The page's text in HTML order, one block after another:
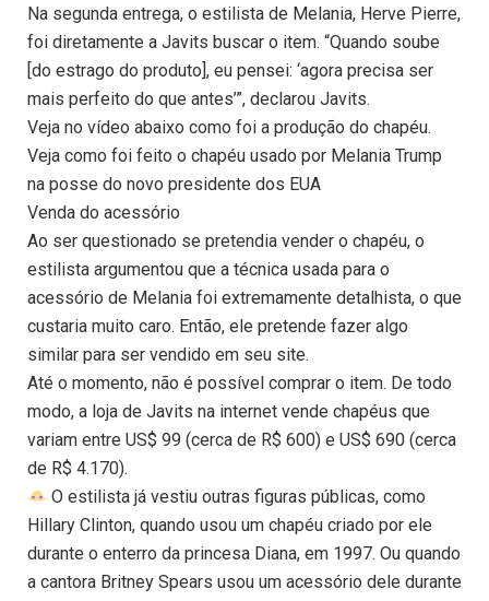
Na segunda entrega, o estilista de Melania, Herve Pierre,
foi diretamente a Javits buscar o item. “Quando soube
[do estrago do produto], eu pensei: ‘agora precisa ser
mais perfeito do que antes’”, declarou Javits.
Veja no vídeo abaixo como foi a produção do chapéu.
Veja como foi feito o chapéu usado por Melania Trump
na posse do novo presidente dos EUA
Venda do acessório
Ao ser questionado se pretendia vender o chapéu, o
estilista argumentou que a técnica usada para o
acessório de Melania foi extremamente detalhista, o que
custaria muito caro. Então, ele pretende fazer algo
similar para ser vendido em seu site.
Até o momento, não é possível comprar o item. De todo
modo, a loja de Javits na internet vende chapéus que
variam entre US$ 99 (cerca de R$ 600) e US$ 690 (cerca
de R$ 4.170).
O estilista já vestiu outras figuras públicas, como
Hillary Clinton, quando usou um chapéu criado por ele
durante o enterro da princesa Diana, em 1997. Ou quando
a cantora Britney Spears usou um acessório dele durante